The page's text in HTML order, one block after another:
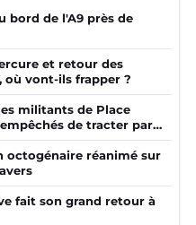
bord de l'A9 près de
et retour des
où vont-ils frapper ?
militants de Place
de tracter par
octogénaire réanimé sur
fait son grand retour à